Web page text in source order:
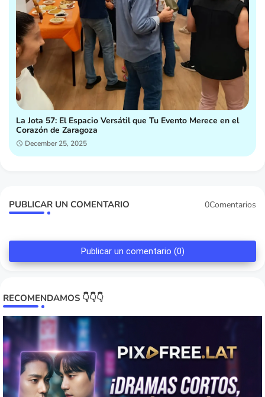
La Jota 57: El Espacio Versátil que Tu Evento Merece en el
Corazón de Zaragoza
December 25, 2025
PUBLICAR UN COMENTARIO 0Comentarios
Publicar un comentario (0)
RECOMENDAMOS 👇👇👇